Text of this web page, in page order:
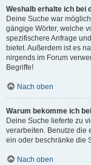
Weshalb erhalte ich bei
Deine Suche war
gängige Wörter, welche
spezifischere Anfrage
bietet. Außerdem ist es
nirgends im Forum
Begriffe!
Nach oben
Warum bekomme ich
Deine Suche lieferte zu
verarbeiten. Benutze die
ein oder beschränke die
Nach oben